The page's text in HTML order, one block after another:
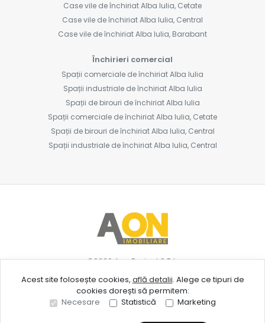
Case vile de închiriat Alba Iulia, Cetate
Case vile de închiriat Alba Iulia, Central
Case vile de închiriat Alba Iulia, Barabant
Închirieri comercial
Spații comerciale de închiriat Alba Iulia
Spații industriale de închiriat Alba Iulia
Spații de birouri de închiriat Alba Iulia
Spații comerciale de închiriat Alba Iulia, Cetate
Spații de birouri de închiriat Alba Iulia, Central
Spații industriale de închiriat Alba Iulia, Central
©2026Aon Project S.R.L.
Site creat în
Acest site folosește cookies, află detalii. Alege ce tipuri de
cookies dorești să permitem:
Necesare
Statistică Marketing